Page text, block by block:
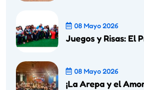
08 Mayo 2026
Juegos y Risas: El
08 Mayo 2026
¡La Arepa y el